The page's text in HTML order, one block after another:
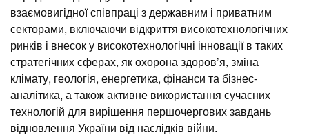
взаємовигідної співпраці з державним і приватним
секторами, включаючи відкриття високотехнологічних
ринків і внесок у високотехнологічні інновації в таких
стратегічних сферах, як охорона здоров’я, зміна
клімату, геологія, енергетика, фінанси та бізнес-
аналітика, а також активне використання сучасних
технологій для вирішення першочергових завдань
відновлення України від наслідків війни.